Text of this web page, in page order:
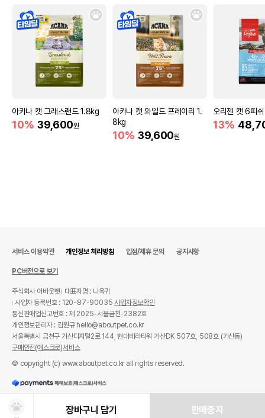
아카나 캣 그래스랜드 1.8kg
10% 39,600원
아카나 캣 와일드 프레이리 1.
8kg
10% 39,600원
오리젠 캣 6피
13%
장바구니 담기 판매중지
서비스 이용약관 개인정보 처리방침 입점/제휴 문의 공지사항
PC버전으로 보기
주식회사 어바웃펫
대표자명 : 나옥귀
사업자 등록번호 : 120-87-90035사업자정보확인
통신판매업신고번호 : 제 2025-서울금천-2382호
개인정보관리자 : 김원규 hello@aboutpet.co.kr
서울특별시 금천구 가산디지털2로 144, 현대테라타워 가산DK 507호, 508호 (가산동)
구매안전(에스크로)서비스
© copyright (c) www.aboutpet.co.kr all rights reserved.